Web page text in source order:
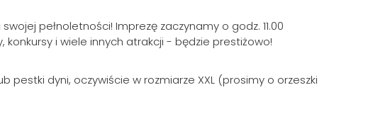
pełnoletności! Imprezę zaczynamy o godz. 11.00
konkursy i wiele innych atrakcji - będzie prestiżowo!
dyni, oczywiście w rozmiarze XXL (prosimy o orzeszki